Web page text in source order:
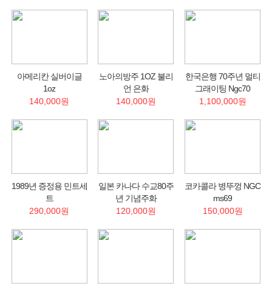
아메리칸 실버이글
1oz
140,000원
노아의방주 1OZ 불리
언 은화
140,000원
한국은행 70주년 멀티
그래이팅 Ngc70
1,100,000원
1989년 증정용 민트세
트
290,000원
일본 카나다 수교80주
년 기념주화
120,000원
코카콜라 병뚜껑 NGC
ms69
150,000원